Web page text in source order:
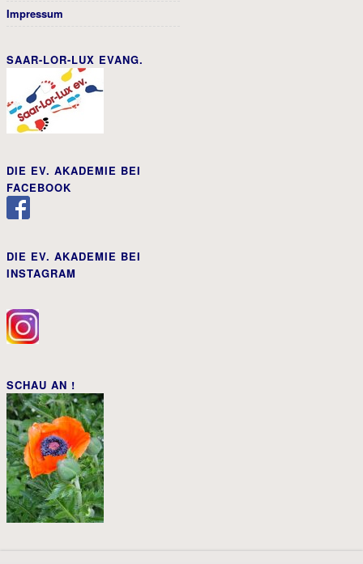
Impressum
SAAR-LOR-LUX EVANG.
DIE EV. AKADEMIE BEI
FACEBOOK
DIE EV. AKADEMIE BEI
INSTAGRAM
SCHAU AN !